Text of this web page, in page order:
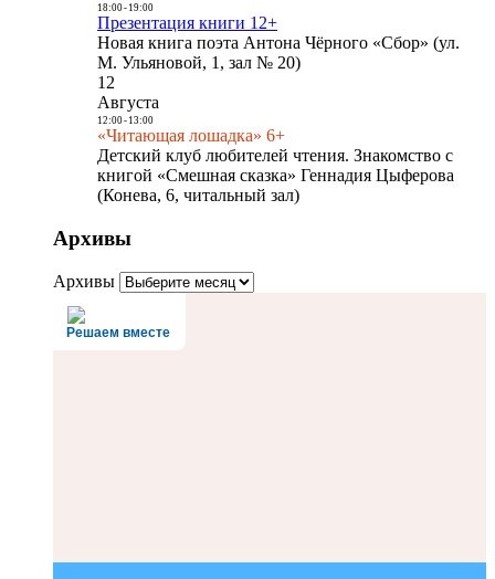
18:00- 19:00
Презентация книги 12+
Новая книга поэта Антона Чёрного «Сбор» (ул.
М. Ульяновой, 1, зал № 20)
12
Августа
12:00- 13:00
«Читающая лошадка» 6+
Детский клуб любителей чтения. Знакомство с
книгой «Смешная сказка» Геннадия Цыферова
(Конева, 6, читальный зал)
Архивы
Архивы
Решаем вместе